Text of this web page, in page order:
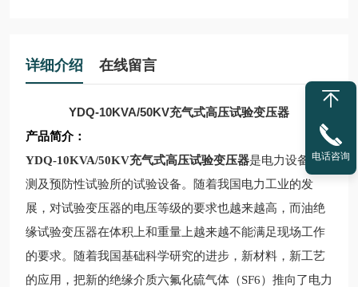
详细介绍 在线留言
YDQ-10KVA/50KV充气式高压试验变压器
产品简介：
YDQ-10KVA/50KV充气式高压试验变压器是电力设备检
测及预防性试验所的试验设备。随着我国电力工业的发
展，对试验变压器的电压等级的要求也越来越高，而油绝
缘试验变压器在体积上和重量上越来越不能满足现场工作
的要求。随着我国基础科学研究的进步，新材料，新工艺
的应用，把新的绝缘介质六氟化硫气体（SF6）推向了电力
电话咨询